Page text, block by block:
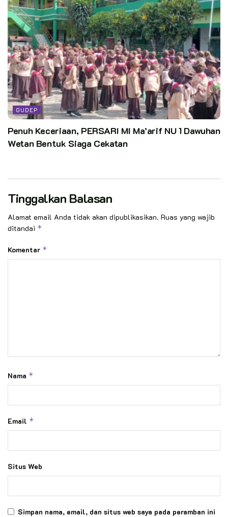
GUDEP
Penuh Keceriaan, PERSARI MI Ma’arif NU 1 Dawuhan
Wetan Bentuk Siaga Cekatan
Tinggalkan Balasan
Alamat email Anda tidak akan dipublikasikan. Ruas yang wajib
ditandai *
Komentar *
Nama *
Email *
Situs Web
Simpan nama, email, dan situs web saya pada peramban ini